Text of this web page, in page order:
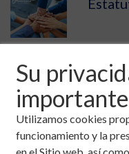
Su
Utilizamos cookies
funcionamiento y la